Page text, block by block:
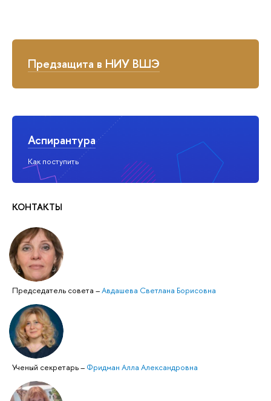
Предзащита в НИУ ВШЭ
Аспирантура
Как поступить
КОНТАКТЫ
Председатель совета –Авдашева Светлана Борисовна
Ученый секретарь– Фридман Алла Александровна